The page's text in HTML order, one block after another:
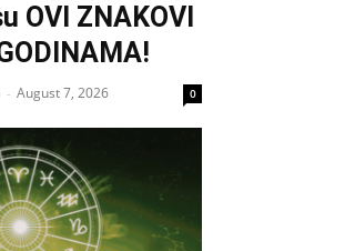
OVI ZNAKOVI
- August 7, 2026 0